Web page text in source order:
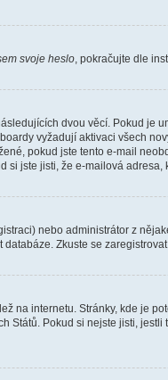
svoje heslo, pokračujte dle
dvou věcí. Pokud je
vyžadují aktivaci všech
pokud jste tento e-mail
si jste jisti, že e-mailová
nebo administrátor z
Zkuste se
na internetu. Stránky, kde je
Pokud si nejste jisti,